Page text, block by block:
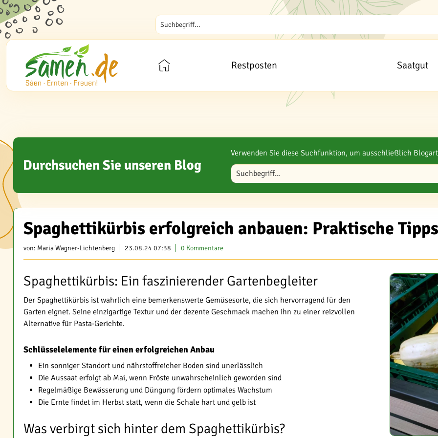
Restposten Saatgut
Durchsuchen Sie unseren Blog
Verwenden Sie diese Suchfunktion, um ausschließlich
Blog durchsuchen
Spaghettikürbis erfolgreich anbauen: Praktische Tipps
von: Maria Wagner-Lichtenberg 23.08.24 07:38 0 Kommentare
Spaghettikürbis: Ein faszinierender Gartenbegleiter
Der Spaghettikürbis ist wahrlich eine bemerkenswerte Gemüsesorte, die sich hervorragend für den
Garten eignet. Seine einzigartige Textur und der dezente Geschmack machen ihn zu einer reizvollen
Alternative für Pasta-Gerichte.
Schlüsselelemente für einen erfolgreichen Anbau
Ein sonniger Standort und nährstoffreicher Boden sind unerlässlich
Die Aussaat erfolgt ab Mai, wenn Fröste unwahrscheinlich geworden sind
Regelmäßige Bewässerung und Düngung fördern optimales Wachstum
Die Ernte findet im Herbst statt, wenn die Schale hart und gelb ist
Was verbirgt sich hinter dem Spaghettikürbis?